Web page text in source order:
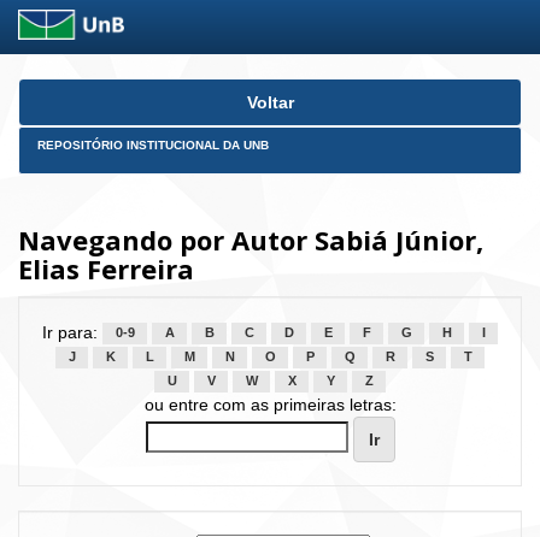
Skip
Voltar
REPOSITÓRIO INSTITUCIONAL DA UNB
Navegando por Autor Sabiá Júnior,
Elias Ferreira
Ir para: 0-9 A B C D E F G H
J
K L M N O P Q R S
T
U
V W X Y Z
ou entre com as primeiras letras: